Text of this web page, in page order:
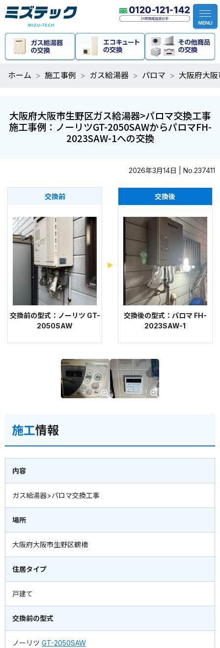
ホーム 施工事例 ガス給湯器 パロマ 大阪府大
大阪府大阪市生野区ガス給湯器>パロマ交換工事
施工事例：ノーリツGT-2050SAWからパロマFH-
2023SAW-1への交換
2026年3月14日 | No.237411
交換前
交換前の型式：ノーリツ GT-
2050SAW
交換後
交換後の型式：パロマ FH-
2023SAW-1
施工情報
内容
ガス給湯器>パロマ交換工事
場所
大阪府大阪市生野区鶴橋
住居タイプ
戸建て
交換前の型式
ノーリツ GT-2050SAW